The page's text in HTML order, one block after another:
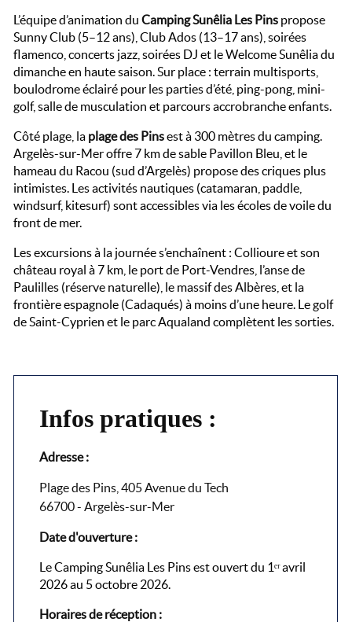
L’équipe d’animation duCamping Sunêlia Les Pins propose
Sunny Club (5–12 ans), Club Ados (13–17 ans), soirées
flamenco, concerts jazz, soirées DJ et le Welcome Sunêlia du
dimanche en haute saison. Sur place : terrain multisports,
boulodrome éclairé pour les parties d’été, ping-pong, mini-
golf, salle de musculation et parcours accrobranche enfants.
Côté plage, la plage des Pinsest à 300 mètres du camping.
Argelès-sur-Mer offre 7 km de sable Pavillon Bleu, et le
hameau du Racou (sud d’Argelès) propose des criques plus
intimistes. Les activités nautiques (catamaran, paddle,
windsurf, kitesurf) sont accessibles via les écoles de voile du
front de mer.
Les excursions à la journée s’enchaînent : Collioure et son
château royal à 7 km, le port de Port-Vendres, l’anse de
Paulilles (réserve naturelle), le massif des Albères, et la
frontière espagnole (Cadaqués) à moins d’une heure. Le golf
de Saint-Cyprien et le parc Aqualand complètent les sorties.
Infos pratiques :
Adresse :
Plage des Pins, 405 Avenue du Tech
66700 - Argelès-sur-Mer
Date d'ouverture :
Le Camping Sunêlia Les Pins est ouvert du 1ᵉʳ avril
2026 au 5 octobre 2026.
Horaires de réception :